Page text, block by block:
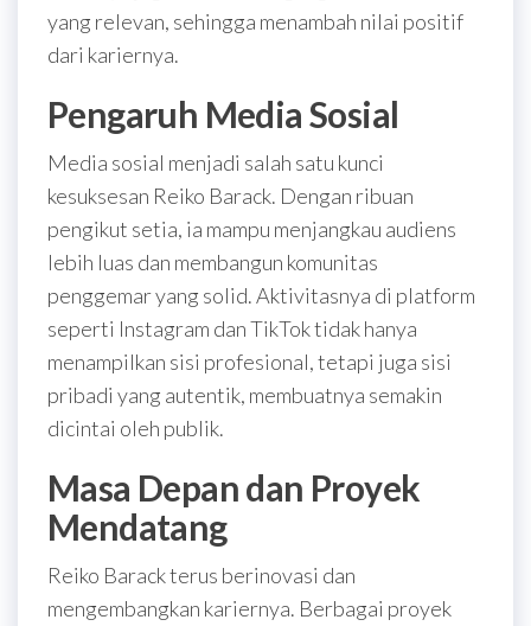
yang relevan, sehingga menambah nilai positif
dari kariernya.
Pengaruh Media Sosial
Media sosial menjadi salah satu kunci
kesuksesan Reiko Barack. Dengan ribuan
pengikut setia, ia mampu menjangkau audiens
lebih luas dan membangun komunitas
penggemar yang solid. Aktivitasnya di platform
seperti Instagram dan TikTok tidak hanya
menampilkan sisi profesional, tetapi juga sisi
pribadi yang autentik, membuatnya semakin
dicintai oleh publik.
Masa Depan dan Proyek
Mendatang
Reiko Barack terus berinovasi dan
mengembangkan kariernya. Berbagai proyek